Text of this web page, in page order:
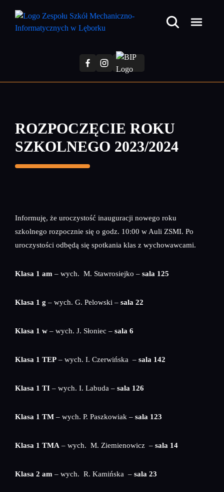
treści
ROZPOCZĘCIE ROKU
SZKOLNEGO 2023/2024
Informuję, że uroczystość inauguracji nowego roku
szkolnego rozpocznie się o godz. 10:00 w Auli ZSMI. Po
uroczystości odbędą się spotkania klas z wychowawcami.
Klasa 1 am – wych. M. Stawrosiejko – sala 125
Klasa 1 g – wych. G. Pelowski – sala 22
Klasa 1 w – wych. J. Słoniec – sala 6
Klasa 1 TEP – wych. I. Czerwińska – sala 142
Klasa 1 TI – wych. I. Labuda – sala 126
Klasa 1 TM – wych. P. Paszkowiak – sala 123
Klasa 1 TMA – wych. M. Ziemienowicz – sala 14
Klasa 2 am – wych. R. Kamińska – sala 23